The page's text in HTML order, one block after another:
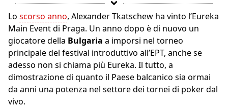
Lo scorso anno, Alexander Tkatschew ha vinto l’Eureka
Main Event di Praga. Un anno dopo è di nuovo un
giocatore della Bulgaria a imporsi nel torneo
principale del festival introduttivo all’EPT, anche se
adesso non si chiama più Eureka. Il tutto, a
dimostrazione di quanto il Paese balcanico sia ormai
da anni una potenza nel settore dei tornei di poker dal
vivo.